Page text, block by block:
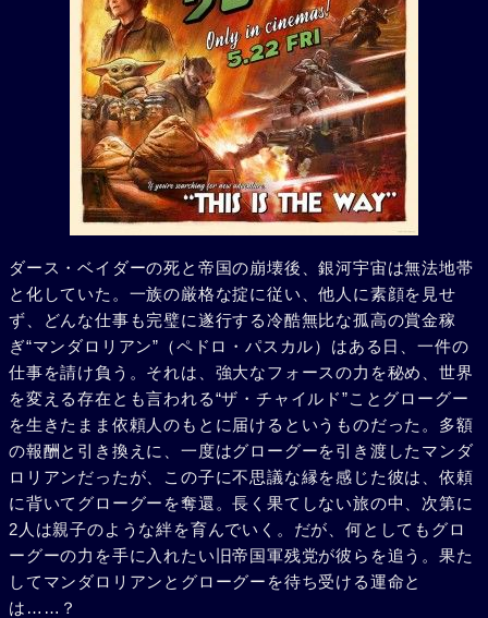
ダース・ベイダーの死と帝国の崩壊後、銀河宇宙は無法地帯
と化していた。一族の厳格な掟に従い、他人に素顔を見せ
ず、どんな仕事も完璧に遂行する冷酷無比な孤高の賞金稼
ぎ“マンダロリアン”（ペドロ・パスカル）はある日、一件の
仕事を請け負う。それは、強大なフォースの力を秘め、世界
を変える存在とも言われる“ザ・チャイルド”ことグローグー
を生きたまま依頼人のもとに届けるというものだった。多額
の報酬と引き換えに、一度はグローグーを引き渡したマンダ
ロリアンだったが、この子に不思議な縁を感じた彼は、依頼
に背いてグローグーを奪還。長く果てしない旅の中、次第に
2人は親子のような絆を育んでいく。だが、何としてもグロ
ーグーの力を手に入れたい旧帝国軍残党が彼らを追う。果た
してマンダロリアンとグローグーを待ち受ける運命と
は……？